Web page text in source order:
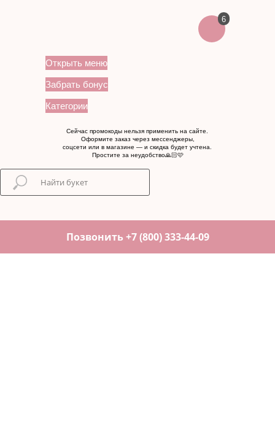
Открыть меню
Забрать бонус
6
Категории
Сейчас промокоды нельзя применить на сайте.
Оформите заказ через мессенджеры,
соцсети или в магазине — и скидка будет учтена.
Простите за неудобство🙏🏻🩷
Позвонить +7 (800) 333-44-09